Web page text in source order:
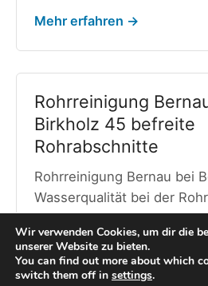
Mehr erfahren →
Rohrreinigung
Birkholz 45 befreite
Rohrabschnitte
Rohrreinigung Bernau bei
Wasserqualität bei der
bei Berlin Birkholz
Mehr erfahren →
Wir verwenden Cookies, um dir die
unserer Website zu bieten.
You can find out more about which
switch them off in settings.